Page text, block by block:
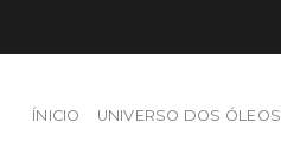
ÍNICIO UNIVERSO DOS ÓLEOS